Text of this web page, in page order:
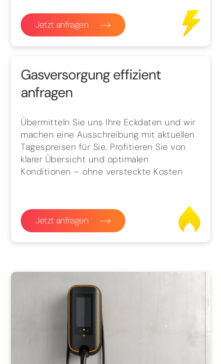
Jetzt anfragen
Gasversorgung effizient
anfragen
Übermitteln Sie uns Ihre Eckdaten und wir
machen eine Ausschreibung mit aktuellen
Tagespreisen für Sie. Profitieren Sie von
klarer Übersicht und optimalen
Konditionen – ohne versteckte Kosten
Jetzt anfragen